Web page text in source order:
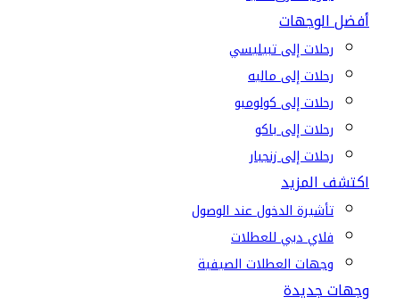
أفضل الوجهات
رحلات إلى تبيليسي
رحلات إلى ماليه
رحلات إلى كولومبو
رحلات إلى باكو
رحلات إلى زنجبار
اكتشف المزيد
تأشيرة الدخول عند الوصول
فلاي دبي للعطلات
وجهات العطلات الصيفية
وجهات جديدة